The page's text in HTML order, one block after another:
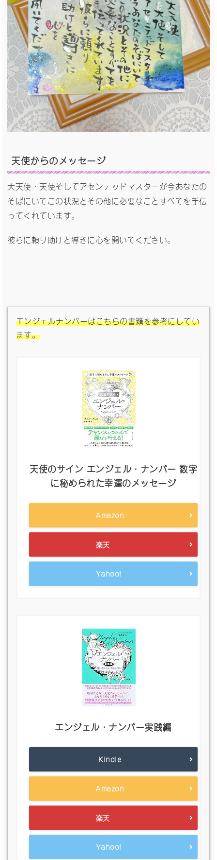
天使からの メッセージ
大天使・天使そしてアセンテッドマスターが今あなたの
そばにいてこの状況とその他に必要なことすべてを手伝
ってくれています。
彼らに頼り助けと導きに心を開いてください。
エンジェルナンバーはこちらの書籍を参考にしてい
ます。
天使のサイン エンジェル・ナンバー 数字
に秘められた幸運のメッセージ
Amazon
楽天
Yahoo!
エンジェル・ナンバー実践編
Kindle
Amazon
楽天
Yahoo!